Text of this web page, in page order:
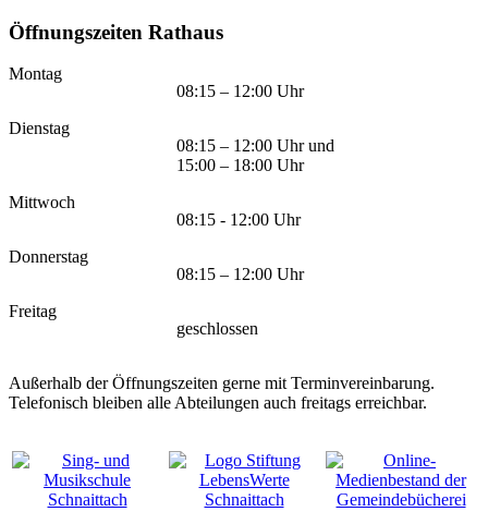
Öffnungszeiten Rathaus
Montag
08:15 – 12:00 Uhr
Dienstag
08:15 – 12:00 Uhr und
15:00 – 18:00 Uhr
Mittwoch
08:15 - 12:00 Uhr
Donnerstag
08:15 – 12:00 Uhr
Freitag
geschlossen
Außerhalb der Öffnungszeiten gerne mit Terminvereinbarung.
Telefonisch bleiben alle Abteilungen auch freitags erreichbar.